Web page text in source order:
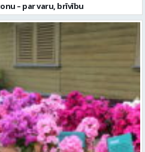
– par varu, brīvību